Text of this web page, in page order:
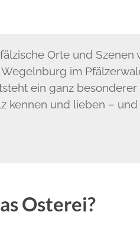
Orte und
im
ein ganz
kennen und lieben –
Osterei?